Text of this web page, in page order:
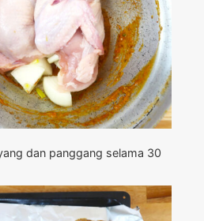
dan panggang selama 30